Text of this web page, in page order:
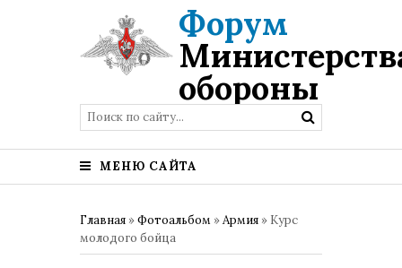
Форум
обороны
МЕНЮ САЙТА
Главная »Фотоальбом »Армия » Курс
молодого бойца